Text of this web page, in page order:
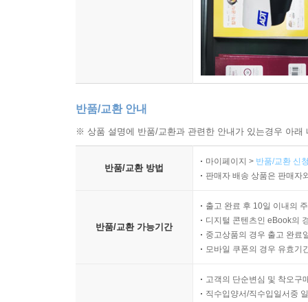
반품/교환 안내
※ 상품 설명에 반품/교환과 관련한 안내가 있는경우 아
반품/교환 방법
마이페이지 > 반품/교환 신
판매자 배송 상품은 판매자
반품/교환 가능기간
출고 완료 후 10일 이내의
디지털 콘텐츠인 eBook의
중고상품의 경우 출고 완료
모바일 쿠폰의 경우 유효기
고객의 단순변심 및 착오구
직수입양서/직수입일서중